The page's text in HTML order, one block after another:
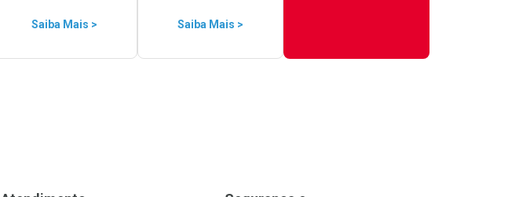
Saiba Mais > Saiba Mais >